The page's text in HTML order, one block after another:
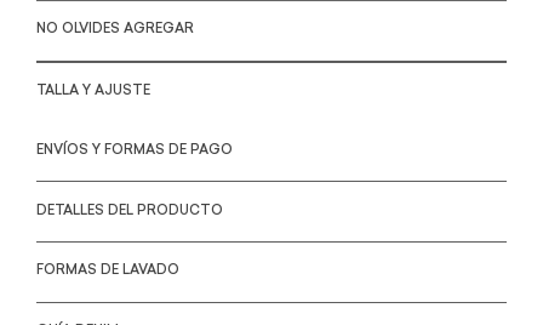
NO OLVIDES AGREGAR
TALLA Y AJUSTE
ENVÍOS Y FORMAS DE PAGO
DETALLES DEL PRODUCTO
FORMAS DE LAVADO